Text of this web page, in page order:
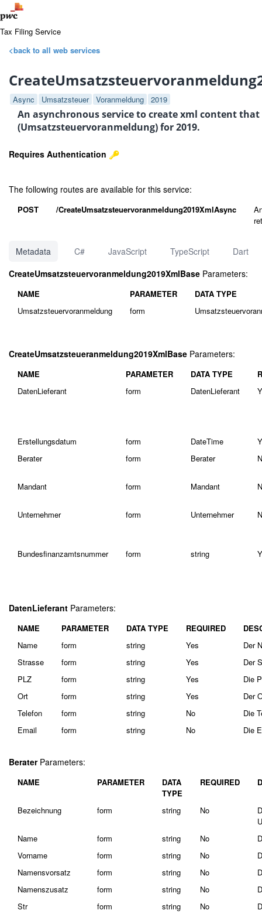
Tax Filing Service
<back to all web services
Async Umsatzsteuer Voranmeldung 2019
An asynchronous service to create xml content
(Umsatzsteuervoranmeldung) for 2019.
Requires Authentication
The following routes are available for this service:
POST /CreateUmsatzsteuervoranmeldung2019XmlAsync
Metadata C# JavaScript TypeScript
Dart
CreateUmsatzsteuervoranmeldung2019XmlBase Parameters:
NAME PARAMETER
DATA TYPE
Umsatzsteuervoranmeldung
form
CreateUmsatzsteueranmeldung2019XmlBase Parameters:
NAME PARAMETER DATA TYPE
DatenLieferant
form DatenLieferant
Erstellungsdatum form DateTime
Berater
form Berater
Mandant form Mandant
Unternehmer form Unternehmer
Bundesfinanzamtsnummer form string
DatenLieferant Parameters:
NAME PARAMETER DATA TYPE REQUIRED
Name
form string Yes
Der
Strasse
form string Yes
Der
PLZ
form string Yes
Die
Ort
form string Yes
Der
Telefon
form string No
Die
Email
form string No Die
BeraterParameters:
NAME PARAMETER
DATA
TYPE
REQUIRED
Bezeichnung form string No
Name
form string No
Vorname
form string No
Namensvorsatz
form string No
Namenszusatz
form string No
Str
form string No